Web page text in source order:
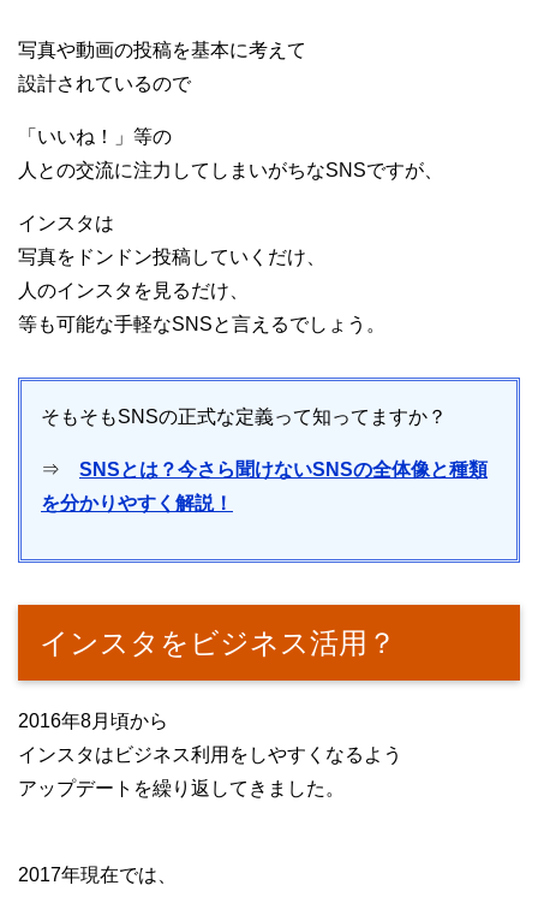
写真や動画の投稿を基本に考えて
設計されているので
「いいね！」等の
人との交流に注力してしまいがちなSNSですが、
インスタは
写真をドンドン投稿していくだけ、
人のインスタを見るだけ、
等も可能な手軽なSNSと言えるでしょう。
そもそもSNSの正式な定義って知ってますか？
⇒ SNSとは？今さら聞けないSNSの全体像と種類
を分かりやすく解説！
インスタをビジネス活用？
2016年8月頃から
インスタはビジネス利用をしやすくなるよう
アップデートを繰り返してきました。
2017年現在では、